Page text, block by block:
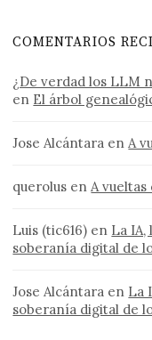
COMENTARIOS
¿De verdad los LLM
en El árbol
Jose Alcántara enA
querolus enA vueltas
Luis (tic616) en La IA,
soberanía digital de
Jose Alcántara en La
soberanía digital de